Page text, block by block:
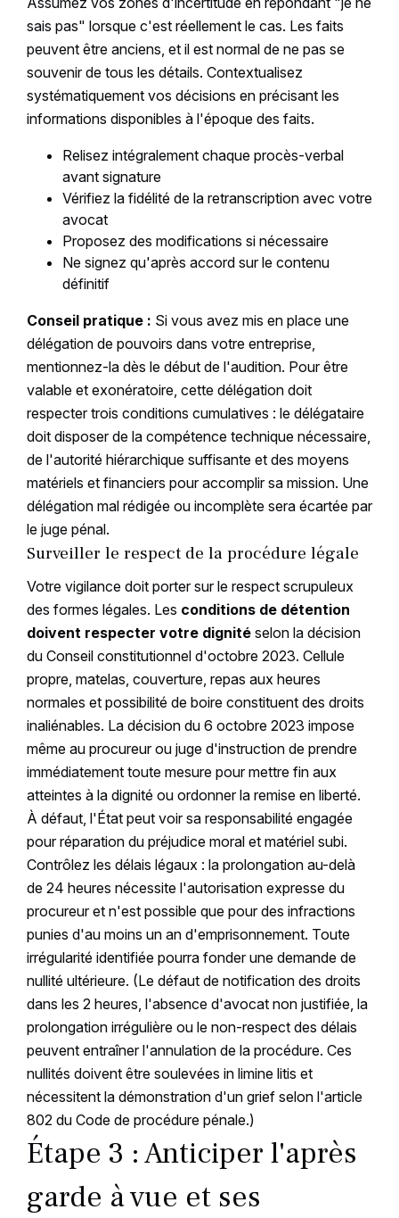
sais pas" lorsque c'est réellement le cas. Les faits
peuvent être anciens, et il est normal de ne pas se
souvenir de tous les détails. Contextualisez
systématiquement vos décisions en précisant les
informations disponibles à l'époque des faits.
Relisez intégralement chaque procès-verbal
avant signature
Vérifiez la fidélité de la retranscription avec votre
avocat
Proposez des modifications si nécessaire
Ne signez qu'après accord sur le contenu
définitif
Conseil pratique : Si vous avez mis en place une
délégation de pouvoirs dans votre entreprise,
mentionnez-la dès le début de l'audition. Pour être
valable et exonératoire, cette délégation doit
respecter trois conditions cumulatives : le délégataire
doit disposer de la compétence technique nécessaire,
de l'autorité hiérarchique suffisante et des moyens
matériels et financiers pour accomplir sa mission. Une
délégation mal rédigée ou incomplète sera écartée par
le juge pénal.
Surveiller le respect de la procédure légale
Votre vigilance doit porter sur le respect scrupuleux
des formes légales. Les conditions de détention
doivent respecter votre dignitéselon la décision
du Conseil constitutionnel d'octobre 2023. Cellule
propre, matelas, couverture, repas aux heures
normales et possibilité de boire constituent des droits
inaliénables. La décision du 6 octobre 2023 impose
même au procureur ou juge d'instruction de prendre
immédiatement toute mesure pour mettre fin aux
atteintes à la dignité ou ordonner la remise en liberté.
À défaut, l'État peut voir sa responsabilité engagée
pour réparation du préjudice moral et matériel subi.
Contrôlez les délais légaux : la prolongation au-delà
de 24 heures nécessite l'autorisation expresse du
procureur et n'est possible que pour des infractions
punies d'au moins un an d'emprisonnement. Toute
irrégularité identifiée pourra fonder une demande de
nullité ultérieure. (Le défaut de notification des droits
dans les 2 heures, l'absence d'avocat non justifiée, la
prolongation irrégulière ou le non-respect des délais
peuvent entraîner l'annulation de la procédure. Ces
nullités doivent être soulevées in limine litis et
nécessitent la démonstration d'un grief selon l'article
802 du Code de procédure pénale.)
Étape 3 : Anticiper l'après
garde à vue et ses